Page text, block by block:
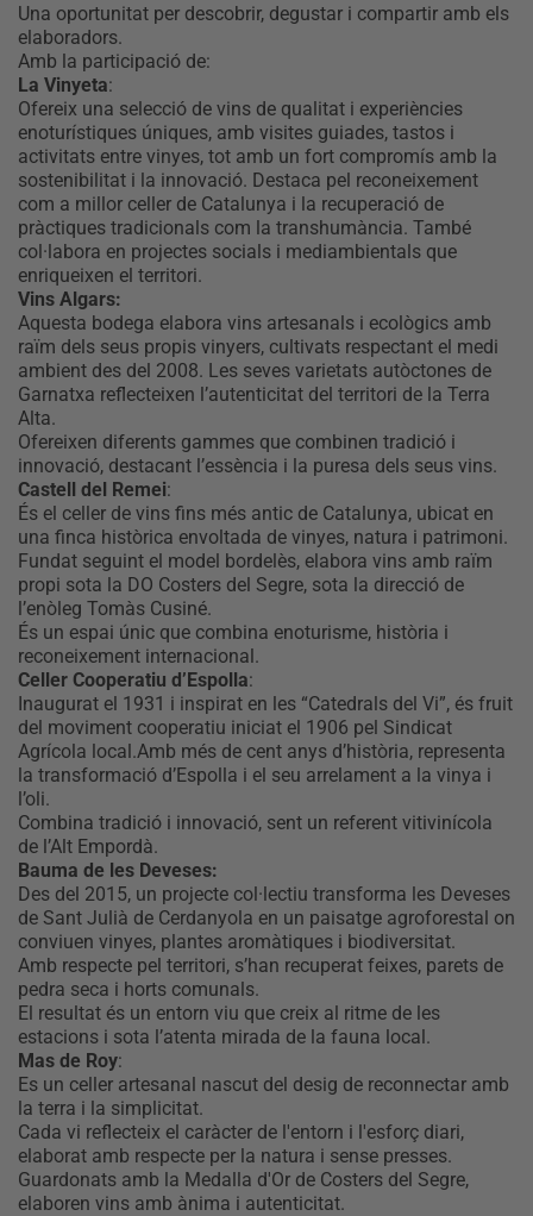
Una oportunitat per descobrir, degustar i compartir amb els
elaboradors.
Amb la participació de:
La Vinyeta:
Ofereix una selecció de vins de qualitat i experiències
enoturístiques úniques, amb visites guiades, tastos i
activitats entre vinyes, tot amb un fort compromís amb la
sostenibilitat i la innovació. Destaca pel reconeixement
com a millor celler de Catalunya i la recuperació de
pràctiques tradicionals com la transhumància. També
col·labora en projectes socials i mediambientals que
enriqueixen el territori.
Vins Algars:
Aquesta bodega elabora vins artesanals i ecològics amb
raïm dels seus propis vinyers, cultivats respectant el medi
ambient des del 2008. Les seves varietats autòctones de
Garnatxa reflecteixen l’autenticitat del territori de la Terra
Alta.
Ofereixen diferents gammes que combinen tradició i
innovació, destacant l’essència i la puresa dels seus vins.
Castell del Remei:
És el celler de vins fins més antic de Catalunya, ubicat en
una finca històrica envoltada de vinyes, natura i patrimoni.
Fundat seguint el model bordelès, elabora vins amb raïm
propi sota la DO Costers del Segre, sota la direcció de
l’enòleg Tomàs Cusiné.
És un espai únic que combina enoturisme, història i
reconeixement internacional.
Celler Cooperatiu d’Espolla:
Inaugurat el 1931 i inspirat en les “Catedrals del Vi”, és fruit
del moviment cooperatiu iniciat el 1906 pel Sindicat
Agrícola local.Amb més de cent anys d’història, representa
la transformació d’Espolla i el seu arrelament a la vinya i
l’oli.
Combina tradició i innovació, sent un referent vitivinícola
de l’Alt Empordà.
Bauma de les Deveses:
Des del 2015, un projecte col·lectiu transforma les Deveses
de Sant Julià de Cerdanyola en un paisatge agroforestal on
conviuen vinyes, plantes aromàtiques i biodiversitat.
Amb respecte pel territori, s’han recuperat feixes, parets de
pedra seca i horts comunals.
El resultat és un entorn viu que creix al ritme de les
estacions i sota l’atenta mirada de la fauna local.
Mas de Roy:
Es un celler artesanal nascut del desig de reconnectar amb
la terra i la simplicitat.
Cada vi reflecteix el caràcter de l'entorn i l'esforç diari,
elaborat amb respecte per la natura i sense presses.
Guardonats amb la Medalla d'Or de Costers del Segre,
elaboren vins amb ànima i autenticitat.